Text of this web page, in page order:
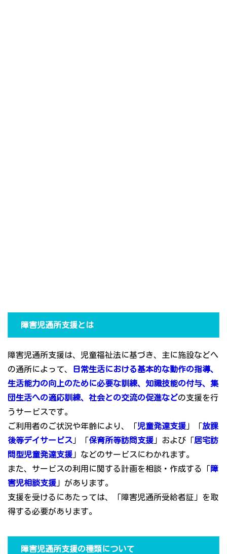
障害児通所支援とは
障害児通所支援は、児童福祉法に基づき、主に施設などへ
の通所によって、
日常生活における基本的な動作の指導、
生活能力の向上のために必要な訓練、知識技能の付与、集
団生活への適応訓練、社会との交流の促進などの支援を行
うサービスです。
ご利用者のご状況や年齢により、「児童発達支援 」「放課
後等デイサービス 」「保育所等訪問支援 」および「居宅訪
問型児童発達支援 」などのサービスにわかれます。
また、サービスの利用に関する計画を相談・作成する「障
害児相談支援 」があります。
支援を受けるにあたっては、「障害児通所受給者証」を取
得する必要があります。
障害児通所支援の種類について